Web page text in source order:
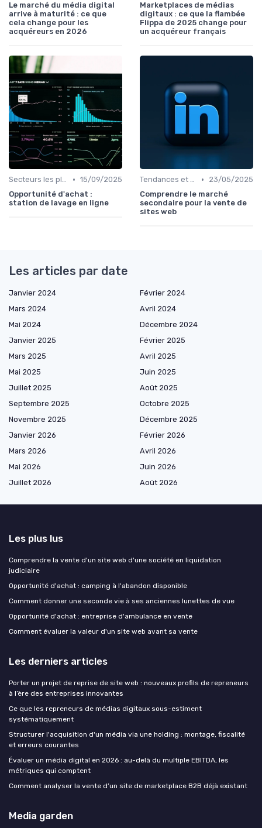
Le marché du média digital
arrive à maturité : ce que
cela change pour les
acquéreurs en 2026
Marketplaces de médias
digitaux : ce que la flambée
Flippa de 2025 change pour
un acquéreur français
Secteurs les plus recherchés • 15/09/2025
Opportunité d'achat :
station de lavage en ligne
Tendances et volumes de transactions •
23/05/2025
Comprendre le marché
secondaire pour la vente de
sites web
Les articles par date
Janvier 2024
Février 2024
Mars 2024
Avril 2024
Mai 2024
Décembre 2024
Janvier 2025
Février 2025
Mars 2025
Avril 2025
Mai 2025
Juin 2025
Juillet 2025
Août 2025
Septembre 2025
Octobre 2025
Novembre 2025
Décembre 2025
Janvier 2026
Février 2026
Mars 2026
Avril 2026
Mai 2026
Juin 2026
Juillet 2026
Août 2026
Les plus lus
Comprendre la vente d'un site web d'une société en liquidation
judiciaire
Opportunité d'achat : camping à l'abandon disponible
Comment donner une seconde vie à ses anciennes lunettes de vue
Opportunité d'achat : entreprise d'ambulance en vente
Comment évaluer la valeur d'un site web avant sa vente
Les derniers articles
Porter un projet de reprise de site web : nouveaux profils de repreneurs
à l’ère des entreprises innovantes
Ce que les repreneurs de médias digitaux sous-estiment
systématiquement
Structurer l'acquisition d'un média via une holding : montage, fiscalité
et erreurs courantes
Évaluer un média digital en 2026 : au-delà du multiple EBITDA, les
métriques qui comptent
Comment analyser la vente d’un site de marketplace B2B déjà existant
Media garden